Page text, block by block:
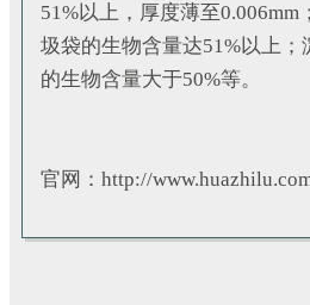
51%以上，厚度薄至
圾袋的生物含量达51%以上；
的生物含量大于50%等。
官网：http://